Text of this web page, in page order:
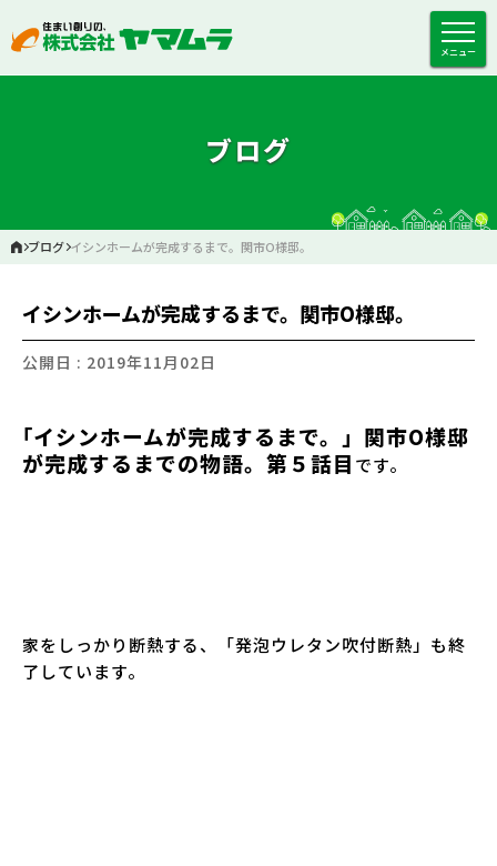
メニュー
ブログ
ブログ イシンホームが完成するまで。関市O様邸。
イシンホームが完成するまで。関市O様邸。
公開日 : 2019年11月02日
｢イシンホームが完成するまで。」関市O様邸
が完成するまでの物語。第５話目 です。
家をしっかり断熱する、「発泡ウレタン吹付断熱」も終
了しています。